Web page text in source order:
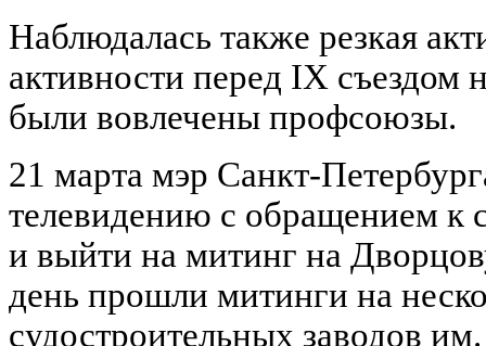
Наблюдалась также резкая
активности перед IX
были вовлечены профсоюзы.
21 марта мэр Санкт-
телевидению с обращением к
и выйти на митинг на
день прошли митинги на
судостроительных заводов